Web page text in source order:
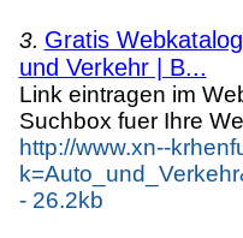
3. Gratis
und Verkehr | B...
Link eintragen im
Suchbox fuer Ihre
http://www.xn--
- 26.2kb